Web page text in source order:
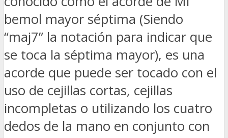
bemol mayor séptima (Siendo
“maj7” la notación para indicar que
se toca la séptima mayor), es una
acorde que puede ser tocado con el
uso de cejillas cortas, cejillas
incompletas o utilizando los cuatro
dedos de la mano en conjunto con